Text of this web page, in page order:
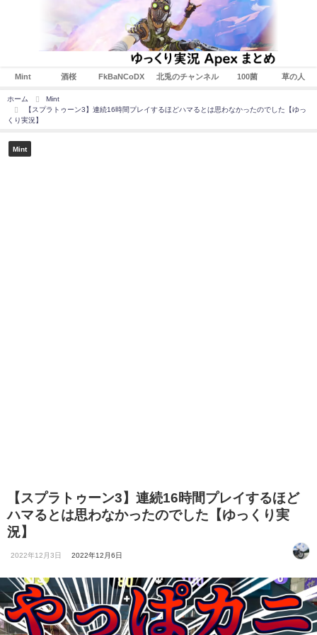
Mint 酒桜 FkBaNCoDX 北兎のチャンネル 100菌 草の人
ホーム
Mint
【スプラトゥーン3】連続16時間プレイするほどハマるとは思わなかったのでした【ゆっ
くり実況】
Mint
【スプラトゥーン3】連続16時間プレイするほど
ハマるとは思わなかったのでした【ゆっくり実
況】
2022年12月3日 2022年12月6日